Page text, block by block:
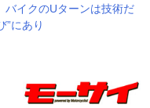
バイクのUターンは技術だ
”にあり